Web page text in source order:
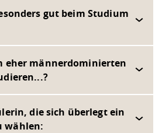
Jobs, Praktika,
Arbeit
Förderverein
gut beim Studium
eher männerdominierten
die sich überlegt ein
wählen: